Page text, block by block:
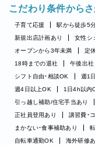
こだわり条件から
子育て応援 駅から徒歩5
新規出店計画あり
女性シ
オープンから3年未満
定
18時までの退社
午後出社
シフト自由・相談OK
週1
週4日以上OK
1日4h以内
引っ越し補助/住宅手当あり
正社員登用あり
講習費・
まかない・食事補助あり
自転車通勤OK
海外研修